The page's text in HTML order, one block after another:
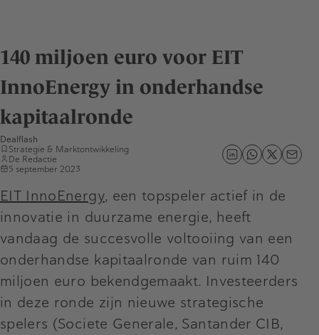
140 miljoen euro voor EIT
InnoEnergy in onderhandse
kapitaalronde
Dealflash
Strategie & Marktontwikkeling
De Redactie
5 september 2023
EIT InnoEnergy, een topspeler actief in de
innovatie in duurzame energie, heeft
vandaag de succesvolle voltooiing van een
onderhandse kapitaalronde van ruim 140
miljoen euro bekendgemaakt. Investeerders
in deze ronde zijn nieuwe strategische
spelers (Societe Generale, Santander CIB,